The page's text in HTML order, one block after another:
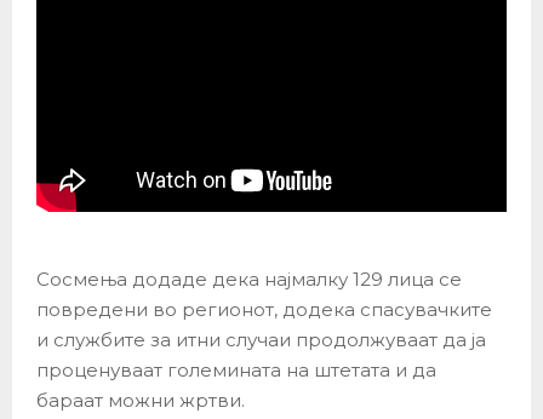
Сосмења додаде дека најмалку 129 лица се
повредени во регионот, додека спасувачките
и службите за итни случаи продолжуваат да ја
проценуваат големината на штетата и да
бараат можни жртви.